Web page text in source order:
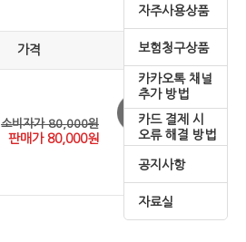
자주사용상품
보험청구상품
카카오톡 채널
추가 방법
카드 결제 시
오류 해결 방법
공지사항
자료실
가격
소비자가 80,000원
판매가 80,000원